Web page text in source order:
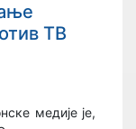
ТВ
медије је,